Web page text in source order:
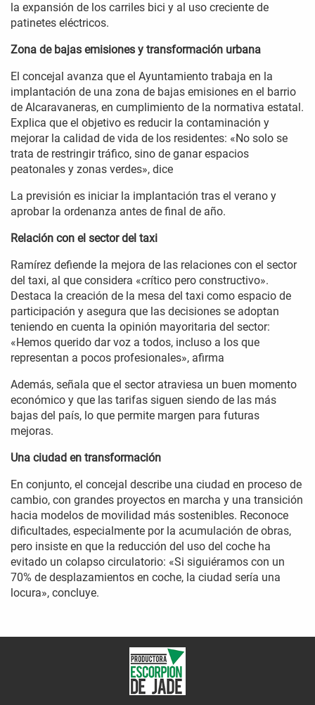
la expansión de los carriles bici y al uso creciente de
patinetes eléctricos.
Zona de bajas emisiones y transformación urbana
El concejal avanza que el Ayuntamiento trabaja en la
implantación de una zona de bajas emisiones en el barrio
de Alcaravaneras, en cumplimiento de la normativa estatal.
Explica que el objetivo es reducir la contaminación y
mejorar la calidad de vida de los residentes: «No solo se
trata de restringir tráfico, sino de ganar espacios
peatonales y zonas verdes», dice
La previsión es iniciar la implantación tras el verano y
aprobar la ordenanza antes de final de año.
Relación con el sector del taxi
Ramírez defiende la mejora de las relaciones con el sector
del taxi, al que considera «crítico pero constructivo».
Destaca la creación de la mesa del taxi como espacio de
participación y asegura que las decisiones se adoptan
teniendo en cuenta la opinión mayoritaria del sector:
«Hemos querido dar voz a todos, incluso a los que
representan a pocos profesionales», afirma
Además, señala que el sector atraviesa un buen momento
económico y que las tarifas siguen siendo de las más
bajas del país, lo que permite margen para futuras
mejoras.
Una ciudad en transformación
En conjunto, el concejal describe una ciudad en proceso de
cambio, con grandes proyectos en marcha y una transición
hacia modelos de movilidad más sostenibles. Reconoce
dificultades, especialmente por la acumulación de obras,
pero insiste en que la reducción del uso del coche ha
evitado un colapso circulatorio: «Si siguiéramos con un
70% de desplazamientos en coche, la ciudad sería una
locura», concluye.